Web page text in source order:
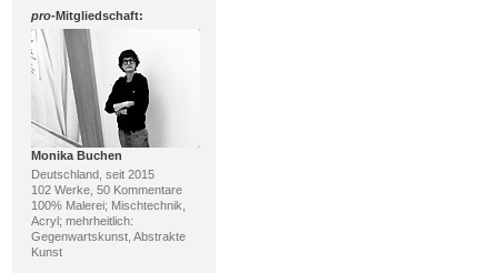
pro-Mitgliedschaft:
Monika Buchen
Deutschland, seit 2015
102 Werke, 50 Kommentare
100% Malerei; Mischtechnik,
Acryl; mehrheitlich:
Gegenwartskunst, Abstrakte
Kunst